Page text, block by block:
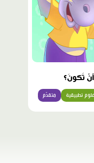
تَكونَ؟
متقدّم تطبيقية